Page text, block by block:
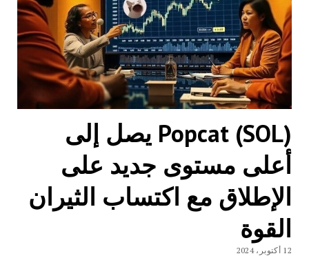
Popcat (SOL) يصل إلى
أعلى مستوى جديد على
الإطلاق مع اكتساب الثيران
القوة
12 أكتوبر، 2024